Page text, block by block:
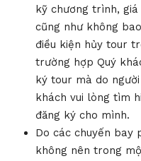
kỹ chương trình,
cũng như không
điều kiện hủy tour
trường hợp Quý
ký tour mà do
khách vui lòng tìm
đăng ký cho mình.
Do các chuyến bay
không nên trong